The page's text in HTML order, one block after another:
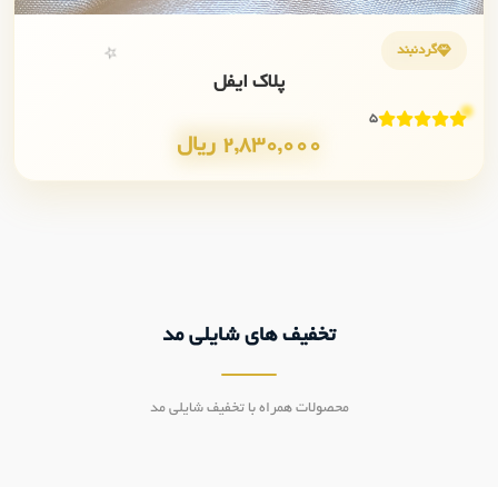
گردنبند
پلاک ایفل
5
2,830,000 ریال
💎
⭐
تخفیف های شایلی مد
محصولات همراه با تخفیف شایلی مد